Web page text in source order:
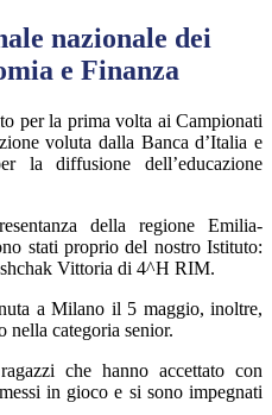
nazionale dei
e Finanza
per la prima volta ai Campionati
voluta dalla Banca d’Italia e
la diffusione dell’educazione
della regione Emilia-
stati proprio del nostro Istituto:
Vittoria di 4^H RIM.
a Milano il 5 maggio, inoltre,
nella categoria senior.
che hanno accettato con
in gioco e si sono impegnati